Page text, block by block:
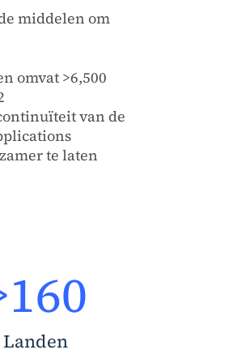
middelen om
omvat >6,500
van de
te laten
Landen